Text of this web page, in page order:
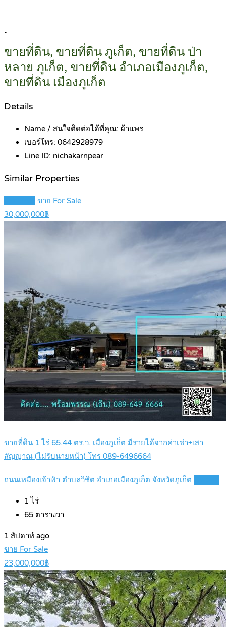
.
ขายที่ดิน, ขายที่ดิน ภูเก็ต, ขายที่ดิน ป่า
หลาย ภูเก็ต, ขายที่ดิน อำเภอเมืองภูเก็ต,
ขายที่ดิน เมืองภูเก็ต
Details
Name / สนใจติดต่อได้ที่คุณ: ผ้าแพร
เบอร์โทร: 0642928979
Line ID: nichakarnpear
Similar Properties
ขาย For Sale
30,000,000฿
ขายที่ดิน 1 ไร่ 65.44 ตร.ว. เมืองภูเก็ต มีรายได้จากค่าเช่า+เสา
สัญญาณ (ไม่รับนายหน้า) โทร 089-6496664
ถนนเหมืองเจ้าฟ้า ตำบลวิชิต อำเภอเมืองภูเก็ต จังหวัดภูเก็ต
1 ไร่
65 ตารางวา
1 สัปดาห์ ago
ขาย For Sale
23,000,000฿